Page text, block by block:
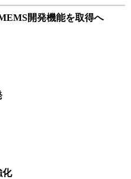
開発機能を取得へ
化